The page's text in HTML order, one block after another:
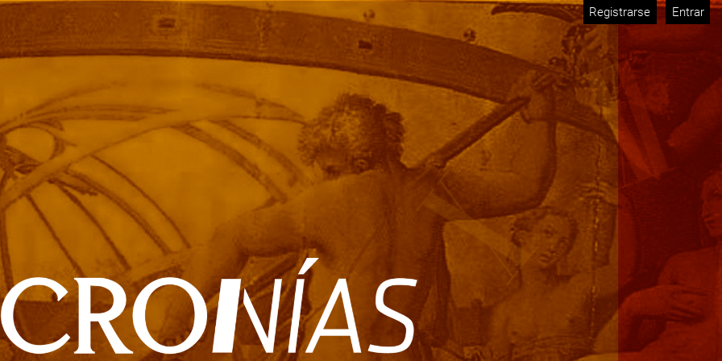
Registrarse Entrar